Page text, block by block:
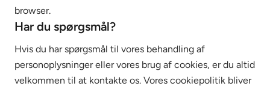
browser.
Har du spørgsmål?
Hvis du har spørgsmål til vores behandling af
personoplysninger eller vores brug af cookies, er du altid
velkommen til at kontakte os. Vores cookiepolitik bliver